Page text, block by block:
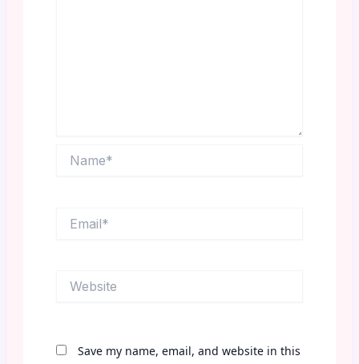
Save my name, email, and website in this